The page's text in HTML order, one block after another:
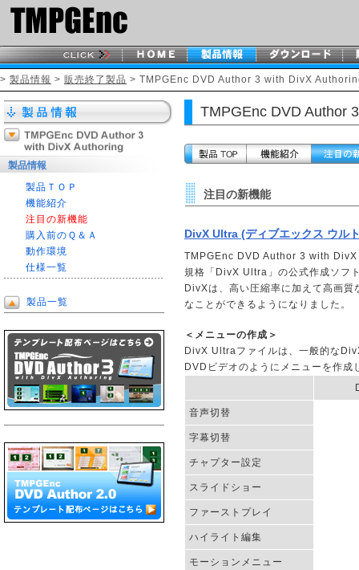
> 製品情報 > 販売終了製品 > TMPGEnc DVD Author 3 with DivX
製品情報
製品ＴＯＰ
機能紹介
注目の新機能
購入前のＱ＆Ａ
動作環境
仕様一覧
製品一覧
TMPGEnc DVD Author
注目の新機能
DivX Ultra (ディブエックス ウル
TMPGEnc DVD Author 3 with DivX
規格「DivX Ultra」の公式作成ソフ
DivXは、高い圧縮率に加えて高画
なことができるようになりました。
＜メニューの作成＞
DivX Ultraファイルは、一般的な
DVDビデオのようにメニューを作
音声切替
字幕切替
チャプター設定
スライドショー
ファーストプレイ
ハイライト編集
モーションメニュー